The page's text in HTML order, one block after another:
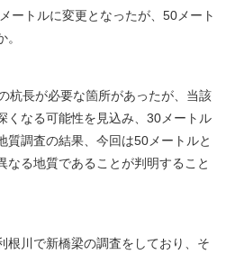
ートルに変更となったが、50メート
杭長が必要な箇所があったが、当該
くなる可能性を見込み、30メートル
質調査の結果、今回は50メートルと
なる地質であることが判明すること
根川で新橋梁の調査をしており、そ